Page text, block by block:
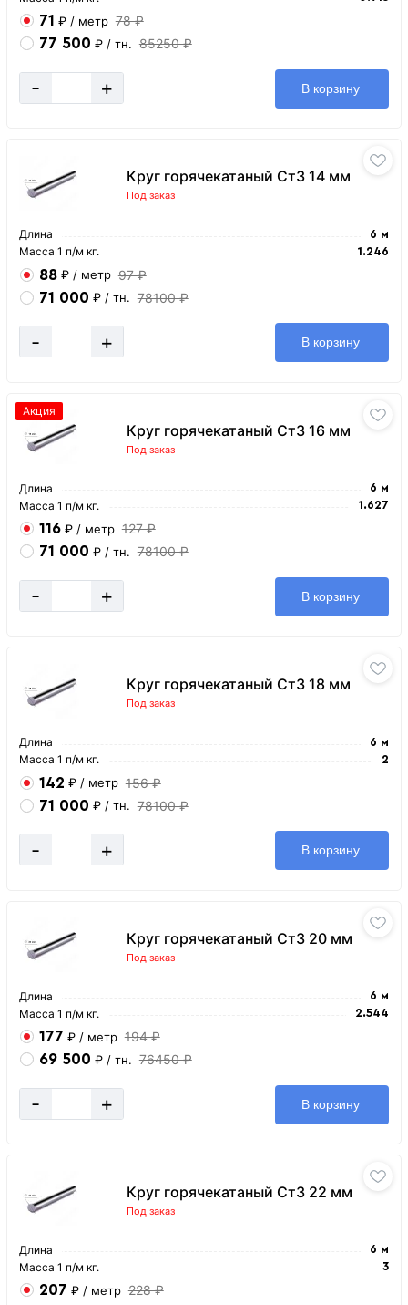
71 ₽ / метр 78 ₽
77 500 ₽ / тн. 85250 ₽
- + В корзину
Круг горячекатаный Ст3 14 мм
Под заказ
Длина 6 м
Масса 1 п/м кг. 1.246
88 ₽ / метр 97 ₽
71 000 ₽ / тн. 78100 ₽
- + В корзину
Круг горячекатаный Ст3 16 мм
Под заказ
Акция
Длина 6 м
Масса 1 п/м кг. 1.627
116 ₽ / метр 127 ₽
71 000 ₽ / тн. 78100 ₽
- + В корзину
Круг горячекатаный Ст3 18 мм
Под заказ
Длина 6 м
Масса 1 п/м кг. 2
142 ₽ / метр 156 ₽
71 000 ₽ / тн. 78100 ₽
- + В корзину
Круг горячекатаный Ст3 20 мм
Под заказ
Длина 6 м
Масса 1 п/м кг. 2.544
177 ₽ / метр 194 ₽
69 500 ₽ / тн. 76450 ₽
- + В корзину
Круг горячекатаный Ст3 22 мм
Под заказ
Длина 6 м
Масса 1 п/м кг. 3
207 ₽ / метр 228 ₽